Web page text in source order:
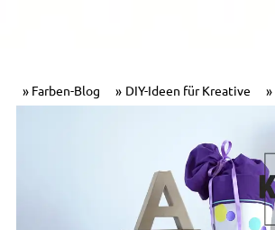
Farben-Blog DIY-Ideen für Kreative